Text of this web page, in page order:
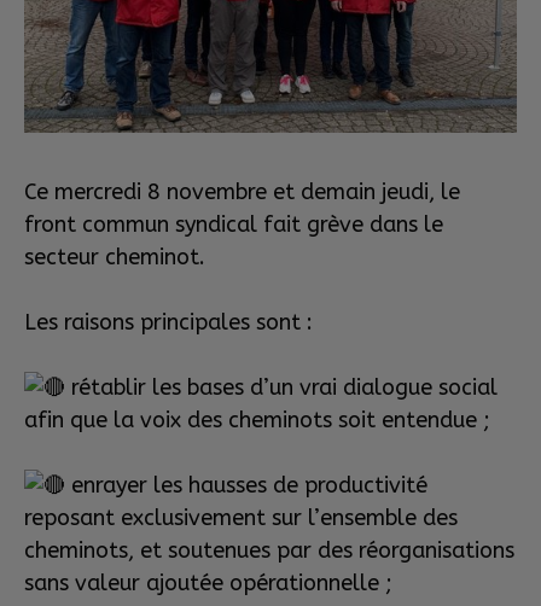
Ce mercredi 8 novembre et demain jeudi, le
front commun syndical fait grève dans le
secteur cheminot.
Les raisons principales sont :
rétablir les bases d’un vrai dialogue social
afin que la voix des cheminots soit entendue ;
enrayer les hausses de productivité
reposant exclusivement sur l’ensemble des
cheminots, et soutenues par des réorganisations
sans valeur ajoutée opérationnelle ;